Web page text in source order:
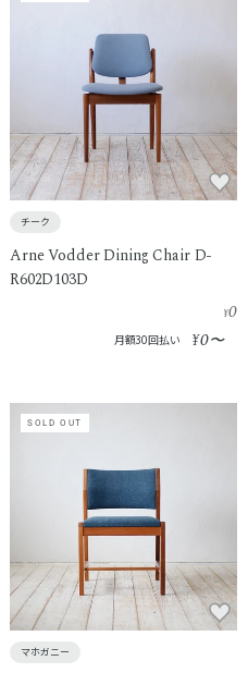
チーク
Arne Vodder Dining Chair D-
R602D103D
¥0
月額30回払い ¥0〜
SOLD OUT
マホガニー